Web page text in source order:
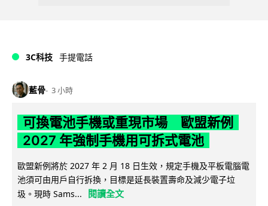
3C科技 手提電話
藍骨 3 小時
可換電池手機或重現市場 歐盟新例
2027 年強制手機用可拆式電池
歐盟新例將於 2027 年 2 月 18 日生效，規定手機及平板電腦電
池須可由用戶自行拆換，目標是延長裝置壽命及減少電子垃
圾。現時 Sams...
閱讀全文